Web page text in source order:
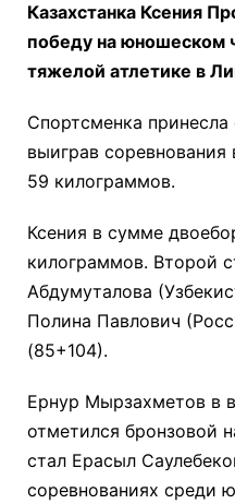
Казахстанка Ксения
победу на юношеском
тяжелой атлетике в
Спортсменка
выиграв соревнования
59 килограммов.
Ксения в сумме
килограммов. Второй
Абдумуталова
Полина Павлович
(85+104).
Ернур Мырзахметов в
отметился бронзовой
стал Ерасыл
соревнованиях среди